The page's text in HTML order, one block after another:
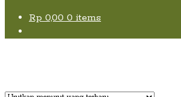
Rp 0,00 0 items